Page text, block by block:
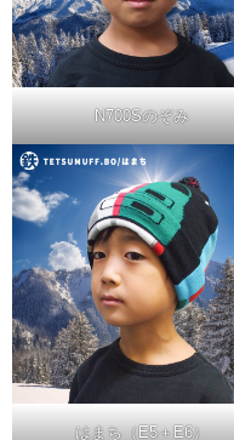
N700Sのぞみ
はまち（E5＋E6）